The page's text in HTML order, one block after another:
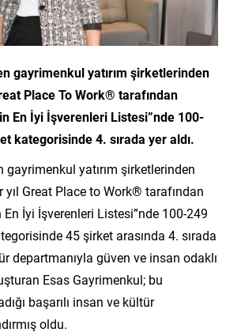
gayrimenkul yatırım şirketlerinden
Place To Work® tarafından
En İyi İşverenleri Listesi”nde 100-
kategorisinde 4. sırada yer aldı.
gayrimenkul yatırım şirketlerinden
yıl Great Place to Work® tarafından
En İyi İşverenleri Listesi”nde 100-249
45 şirket arasında 4. sırada
departmanıyla güven ve insan odaklı
Esas Gayrimenkul; bu
başarılı insan ve kültür
oldu.